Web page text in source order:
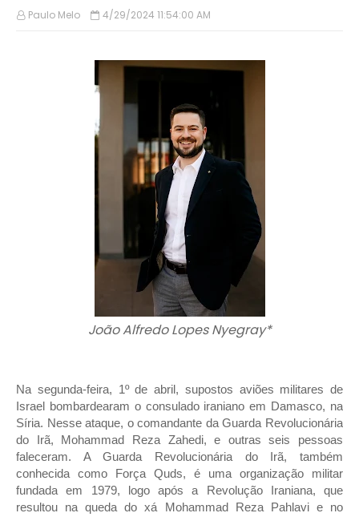
Paulo Melo 4/29/2024 11:54:00 AM
João Alfredo Lopes Nyegray*
Na segunda-feira, 1º de abril, supostos aviões militares de
Israel bombardearam o consulado iraniano em Damasco, na
Síria. Nesse ataque, o comandante da Guarda Revolucionária
do Irã, Mohammad Reza Zahedi, e outras seis pessoas
faleceram. A Guarda Revolucionária do Irã, também
conhecida como Força Quds, é uma organização militar
fundada em 1979, logo após a Revolução Iraniana, que
resultou na queda do xá Mohammad Reza Pahlavi e no